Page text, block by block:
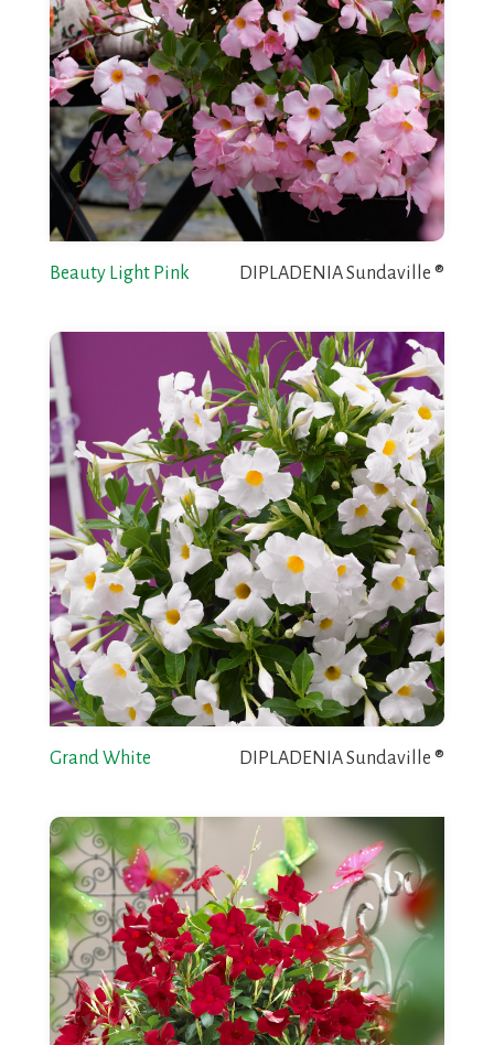
Beauty Light Pink DIPLADENIA Sundaville ®
Grand White DIPLADENIA Sundaville ®